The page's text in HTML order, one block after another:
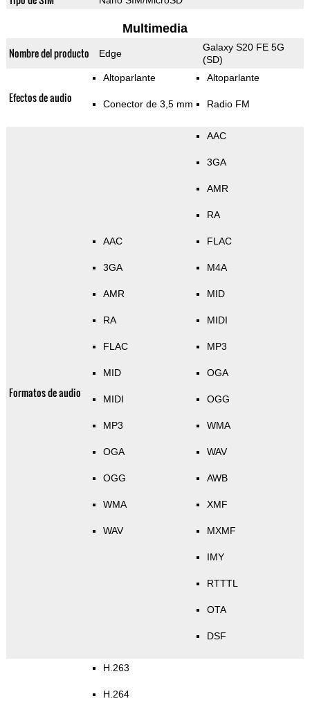
Multimedia
Nombre del producto Edge
Galaxy S20 FE 5G
(SD)
Efectos de audio
Altoparlante
Conector de 3,5 mm
Altoparlante
Radio FM
Formatos de audio
AAC
3GA
AMR
RA
FLAC
MID
MIDI
MP3
OGA
OGG
WMA
WAV
AAC
3GA
AMR
RA
FLAC
M4A
MID
MIDI
MP3
OGA
OGG
WMA
WAV
AWB
XMF
MXMF
IMY
RTTTL
OTA
DSF
H.263
H.264